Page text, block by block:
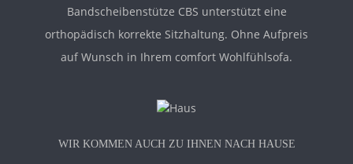
Bandscheibenstütze CBS unterstützt eine
orthopädisch korrekte Sitzhaltung. Ohne Aufpreis
auf Wunsch in Ihrem comfort Wohlfühlsofa.
WIR KOMMEN AUCH ZU IHNEN NACH HAUSE